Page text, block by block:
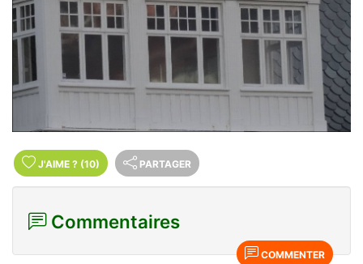
J'AIME ? (10) PARTAGER
Commentaires
COMMENTER